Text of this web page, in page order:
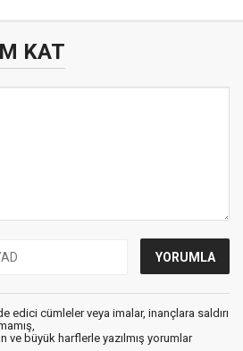
KAT
edici cümleler veya imalar, inançlara saldırı
ve büyük harflerle yazılmış yorumlar